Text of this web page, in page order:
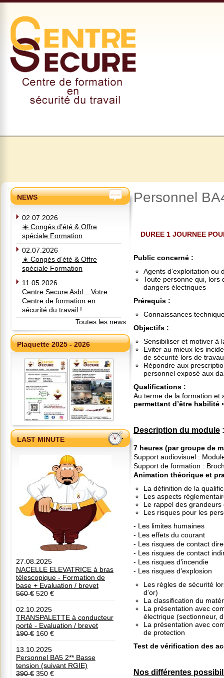
NEWS
02.07.2026
☀️ Congés d’été & Offre
spéciale Formation
02.07.2026
☀️ Congés d’été & Offre
spéciale Formation
11.05.2026
Centre Secure Asbl... Votre
Centre de formation en
sécurité du travail !
Toutes les news
Plaquette 2025 - 2026
LAST MINUTE
27.08.2025
NACELLE ELEVATRICE à bras
télescopique - Formation de
base + Evaluation / brevet
560 € 520 €
02.10.2025
TRANSPALETTE à conducteur
porté - Evaluation / brevet
190 € 160 €
13.10.2025
Personnel BA5 2** Basse
tension (suivant RGIE)
390 € 350 €
Personnel
DUREE 1 JOURNEE
Public concerné :
Agents d’exploitation ou
Toute personne qui, lors
dangers électriques
Prérequis :
Connaissances
Objectifs :
Sensibiliser et motiver à
Eviter au mieux les
de sécurité lors de
Répondre aux
personnel exposé aux
Qualifications :
Au terme de la formation et
permettant d’être habilité
Description du module :
7 heures (par groupe de
Support audiovisuel :
Support de formation :
Animation théorique et
La définition de la
Les aspects
Le rappel des
Les risques pour les
- Les limites humaines
- Les effets du courant
- Les risques de contact
- Les risques de contact
- Les risques d’incendie
- Les risques d’explosion
Les règles de sécurité
d’or)
La classification du
La présentation avec
électrique (sectionneur,
La présentation avec
de protection
Test de vérification des
Nos différentes